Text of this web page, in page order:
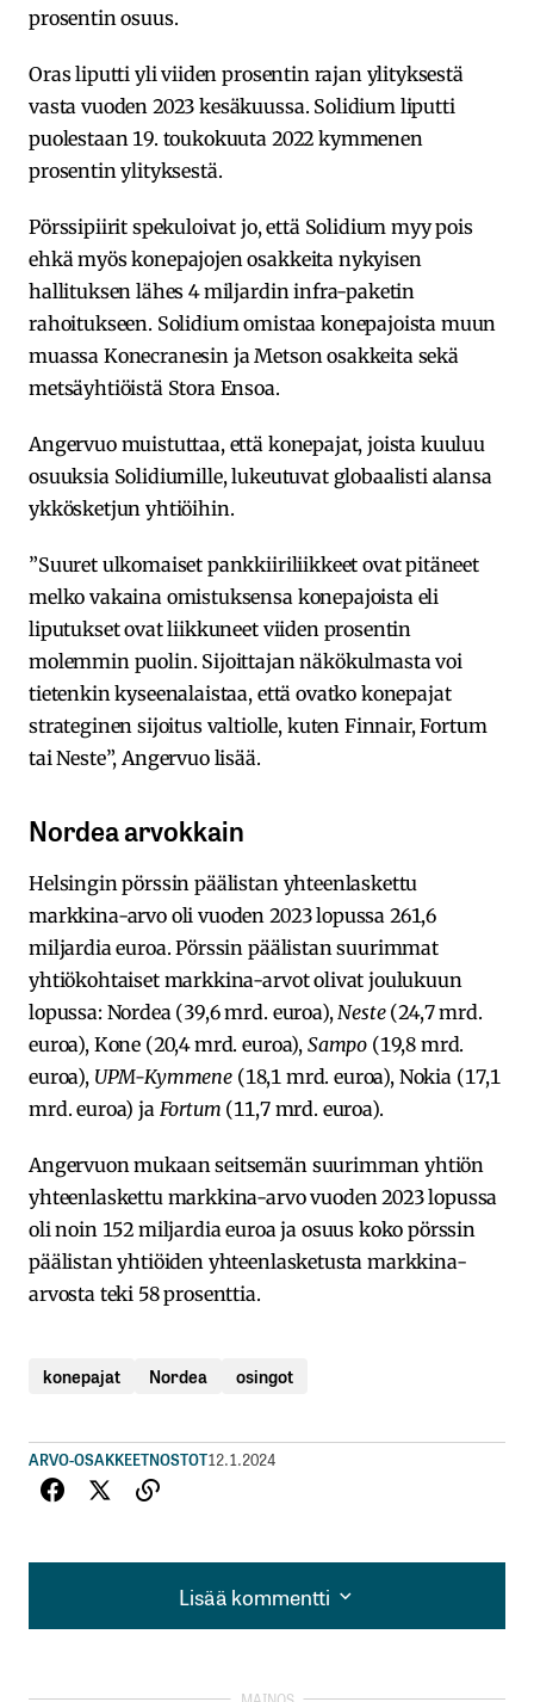
prosentin osuus.
Oras liputti yli viiden prosentin rajan ylityksestä
vasta vuoden 2023 kesäkuussa. Solidium liputti
puolestaan 19. toukokuuta 2022 kymmenen
prosentin ylityksestä.
Pörssipiirit spekuloivat jo, että Solidium myy pois
ehkä myös konepajojen osakkeita nykyisen
hallituksen lähes 4 miljardin infra-paketin
rahoitukseen. Solidium omistaa konepajoista muun
muassa Konecranesin ja Metson osakkeita sekä
metsäyhtiöistä Stora Ensoa.
Angervuo muistuttaa, että konepajat, joista kuuluu
osuuksia Solidiumille, lukeutuvat globaalisti alansa
ykkösketjun yhtiöihin.
”Suuret ulkomaiset pankkiiriliikkeet ovat pitäneet
melko vakaina omistuksensa konepajoista eli
liputukset ovat liikkuneet viiden prosentin
molemmin puolin. Sijoittajan näkökulmasta voi
tietenkin kyseenalaistaa, että ovatko konepajat
strateginen sijoitus valtiolle, kuten Finnair, Fortum
tai Neste”, Angervuo lisää.
Nordea arvokkain
Helsingin pörssin päälistan yhteenlaskettu
markkina-arvo oli vuoden 2023 lopussa 261,6
miljardia euroa. Pörssin päälistan suurimmat
yhtiökohtaiset markkina-arvot olivat joulukuun
lopussa: Nordea (39,6 mrd. euroa),Neste(24,7 mrd.
euroa), Kone (20,4 mrd. euroa), Sampo (19,8 mrd.
euroa), UPM-Kymmene(18,1 mrd. euroa), Nokia (17,1
mrd. euroa) ja Fortum (11,7 mrd. euroa).
Angervuon mukaan seitsemän suurimman yhtiön
yhteenlaskettu markkina-arvo vuoden 2023 lopussa
oli noin 152 miljardia euroa ja osuus koko pörssin
päälistan yhtiöiden yhteenlasketusta markkina-
arvosta teki 58 prosenttia.
konepajat Nordea osingot
ARVO-OSAKKEETNOSTOT12.1.2024
Lisää kommentti
Lisää kommentti